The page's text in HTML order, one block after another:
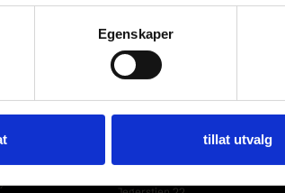
Egenskaper
tillat utvalg
Jan Myren. Verkstedet til Elverum
til papirarbeid. Det er så mye